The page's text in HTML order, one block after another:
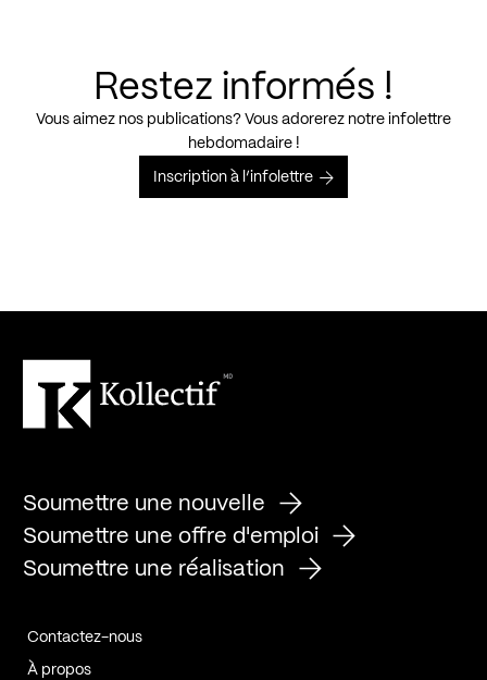
Restez informés !
Vous aimez nos publications? Vous adorerez notre infolettre
hebdomadaire !
Inscription à l’infolettre
Soumettre une nouvelle
Soumettre une offre d'emploi
Soumettre une réalisation
Contactez-nous
À propos